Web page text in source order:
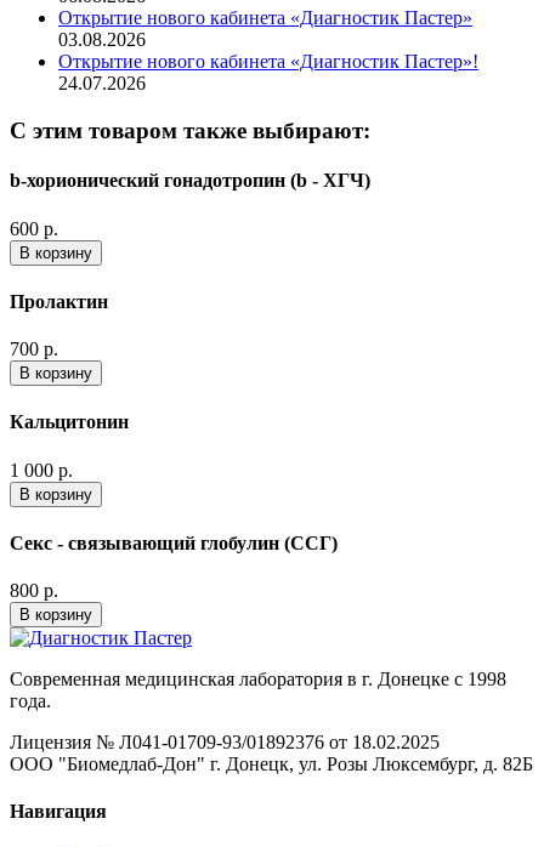
Открытие нового кабинета «Диагностик Пастер»
03.08.2026
Открытие нового кабинета «Диагностик Пастер»!
24.07.2026
С этим товаром также выбирают:
b-хорионический гонадотропин (b - ХГЧ)
600 р.
В корзину
Пролактин
700 р.
В корзину
Кальцитонин
1 000 р.
В корзину
Секс - связывающий глобулин (ССГ)
800 р.
В корзину
Современная медицинская лаборатория в г. Донецке с 1998
года.
Лицензия № Л041-01709-93/01892376 от 18.02.2025
ООО "Биомедлаб-Дон" г. Донецк, ул. Розы Люксембург, д. 82Б
Навигация